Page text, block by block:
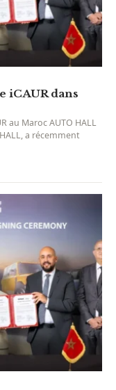
iCAUR dans
au Maroc AUTO HALL
a récemment